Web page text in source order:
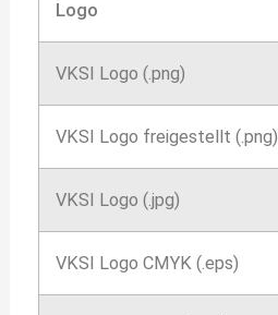
Logo
VKSI Logo (.png)
VKSI Logo freigestellt (.png)
VKSI Logo (.jpg)
VKSI Logo CMYK (.eps)